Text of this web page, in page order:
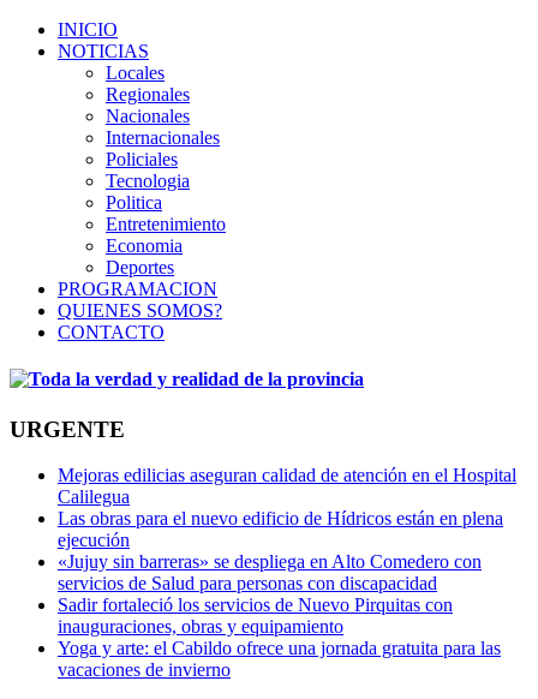
INICIO
NOTICIAS
Locales
Regionales
Nacionales
Internacionales
Policiales
Tecnologia
Politica
Entretenimiento
Economia
Deportes
PROGRAMACION
QUIENES SOMOS?
CONTACTO
URGENTE
Mejoras edilicias aseguran calidad de atención en el Hospital
Calilegua
Las obras para el nuevo edificio de Hídricos están en plena
ejecución
«Jujuy sin barreras» se despliega en Alto Comedero con
servicios de Salud para personas con discapacidad
Sadir fortaleció los servicios de Nuevo Pirquitas con
inauguraciones, obras y equipamiento
Yoga y arte: el Cabildo ofrece una jornada gratuita para las
vacaciones de invierno